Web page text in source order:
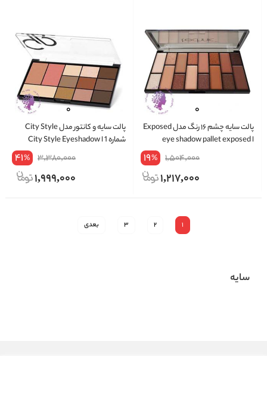
پالت سایه چشم ۱۶ رنگ مدل Exposed
ا eye shadow pallet exposed
1,504,000
19%
1,217,000
پالت سایه و کانتور مدل City Style
شماره 1 ا City Style Eyeshadow
Palette No.01 Warm Nude
3,380,000
41%
1,999,000
1
2
3 بعدی
سایه